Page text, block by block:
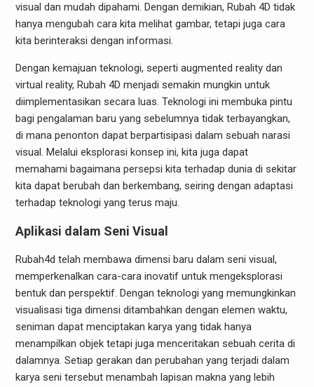
visual dan mudah dipahami. Dengan demikian, Rubah 4D tidak
hanya mengubah cara kita melihat gambar, tetapi juga cara
kita berinteraksi dengan informasi.
Dengan kemajuan teknologi, seperti augmented reality dan
virtual reality, Rubah 4D menjadi semakin mungkin untuk
diimplementasikan secara luas. Teknologi ini membuka pintu
bagi pengalaman baru yang sebelumnya tidak terbayangkan,
di mana penonton dapat berpartisipasi dalam sebuah narasi
visual. Melalui eksplorasi konsep ini, kita juga dapat
memahami bagaimana persepsi kita terhadap dunia di sekitar
kita dapat berubah dan berkembang, seiring dengan adaptasi
terhadap teknologi yang terus maju.
Aplikasi dalam Seni Visual
Rubah4d telah membawa dimensi baru dalam seni visual,
memperkenalkan cara-cara inovatif untuk mengeksplorasi
bentuk dan perspektif. Dengan teknologi yang memungkinkan
visualisasi tiga dimensi ditambahkan dengan elemen waktu,
seniman dapat menciptakan karya yang tidak hanya
menampilkan objek tetapi juga menceritakan sebuah cerita di
dalamnya. Setiap gerakan dan perubahan yang terjadi dalam
karya seni tersebut menambah lapisan makna yang lebih